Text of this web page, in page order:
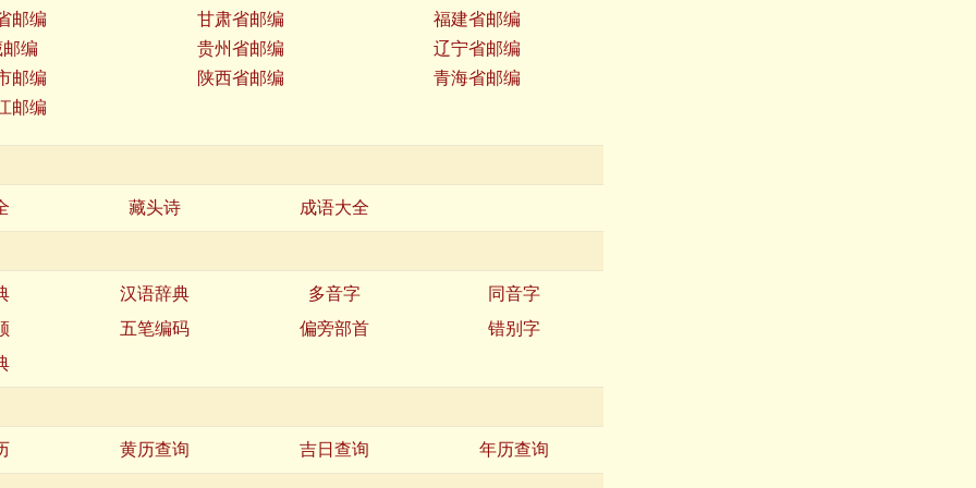
邮编 甘肃省邮编
福建省邮编
编
贵州省邮编
辽宁省邮编
邮编
陕西省邮编
青海省邮编
邮编
藏头诗 成语大全
汉语辞典 多音字
同音字
五笔编码 偏旁部首
错别字
黄历查询 吉日查询 年历查询